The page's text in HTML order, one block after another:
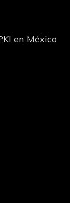
en México